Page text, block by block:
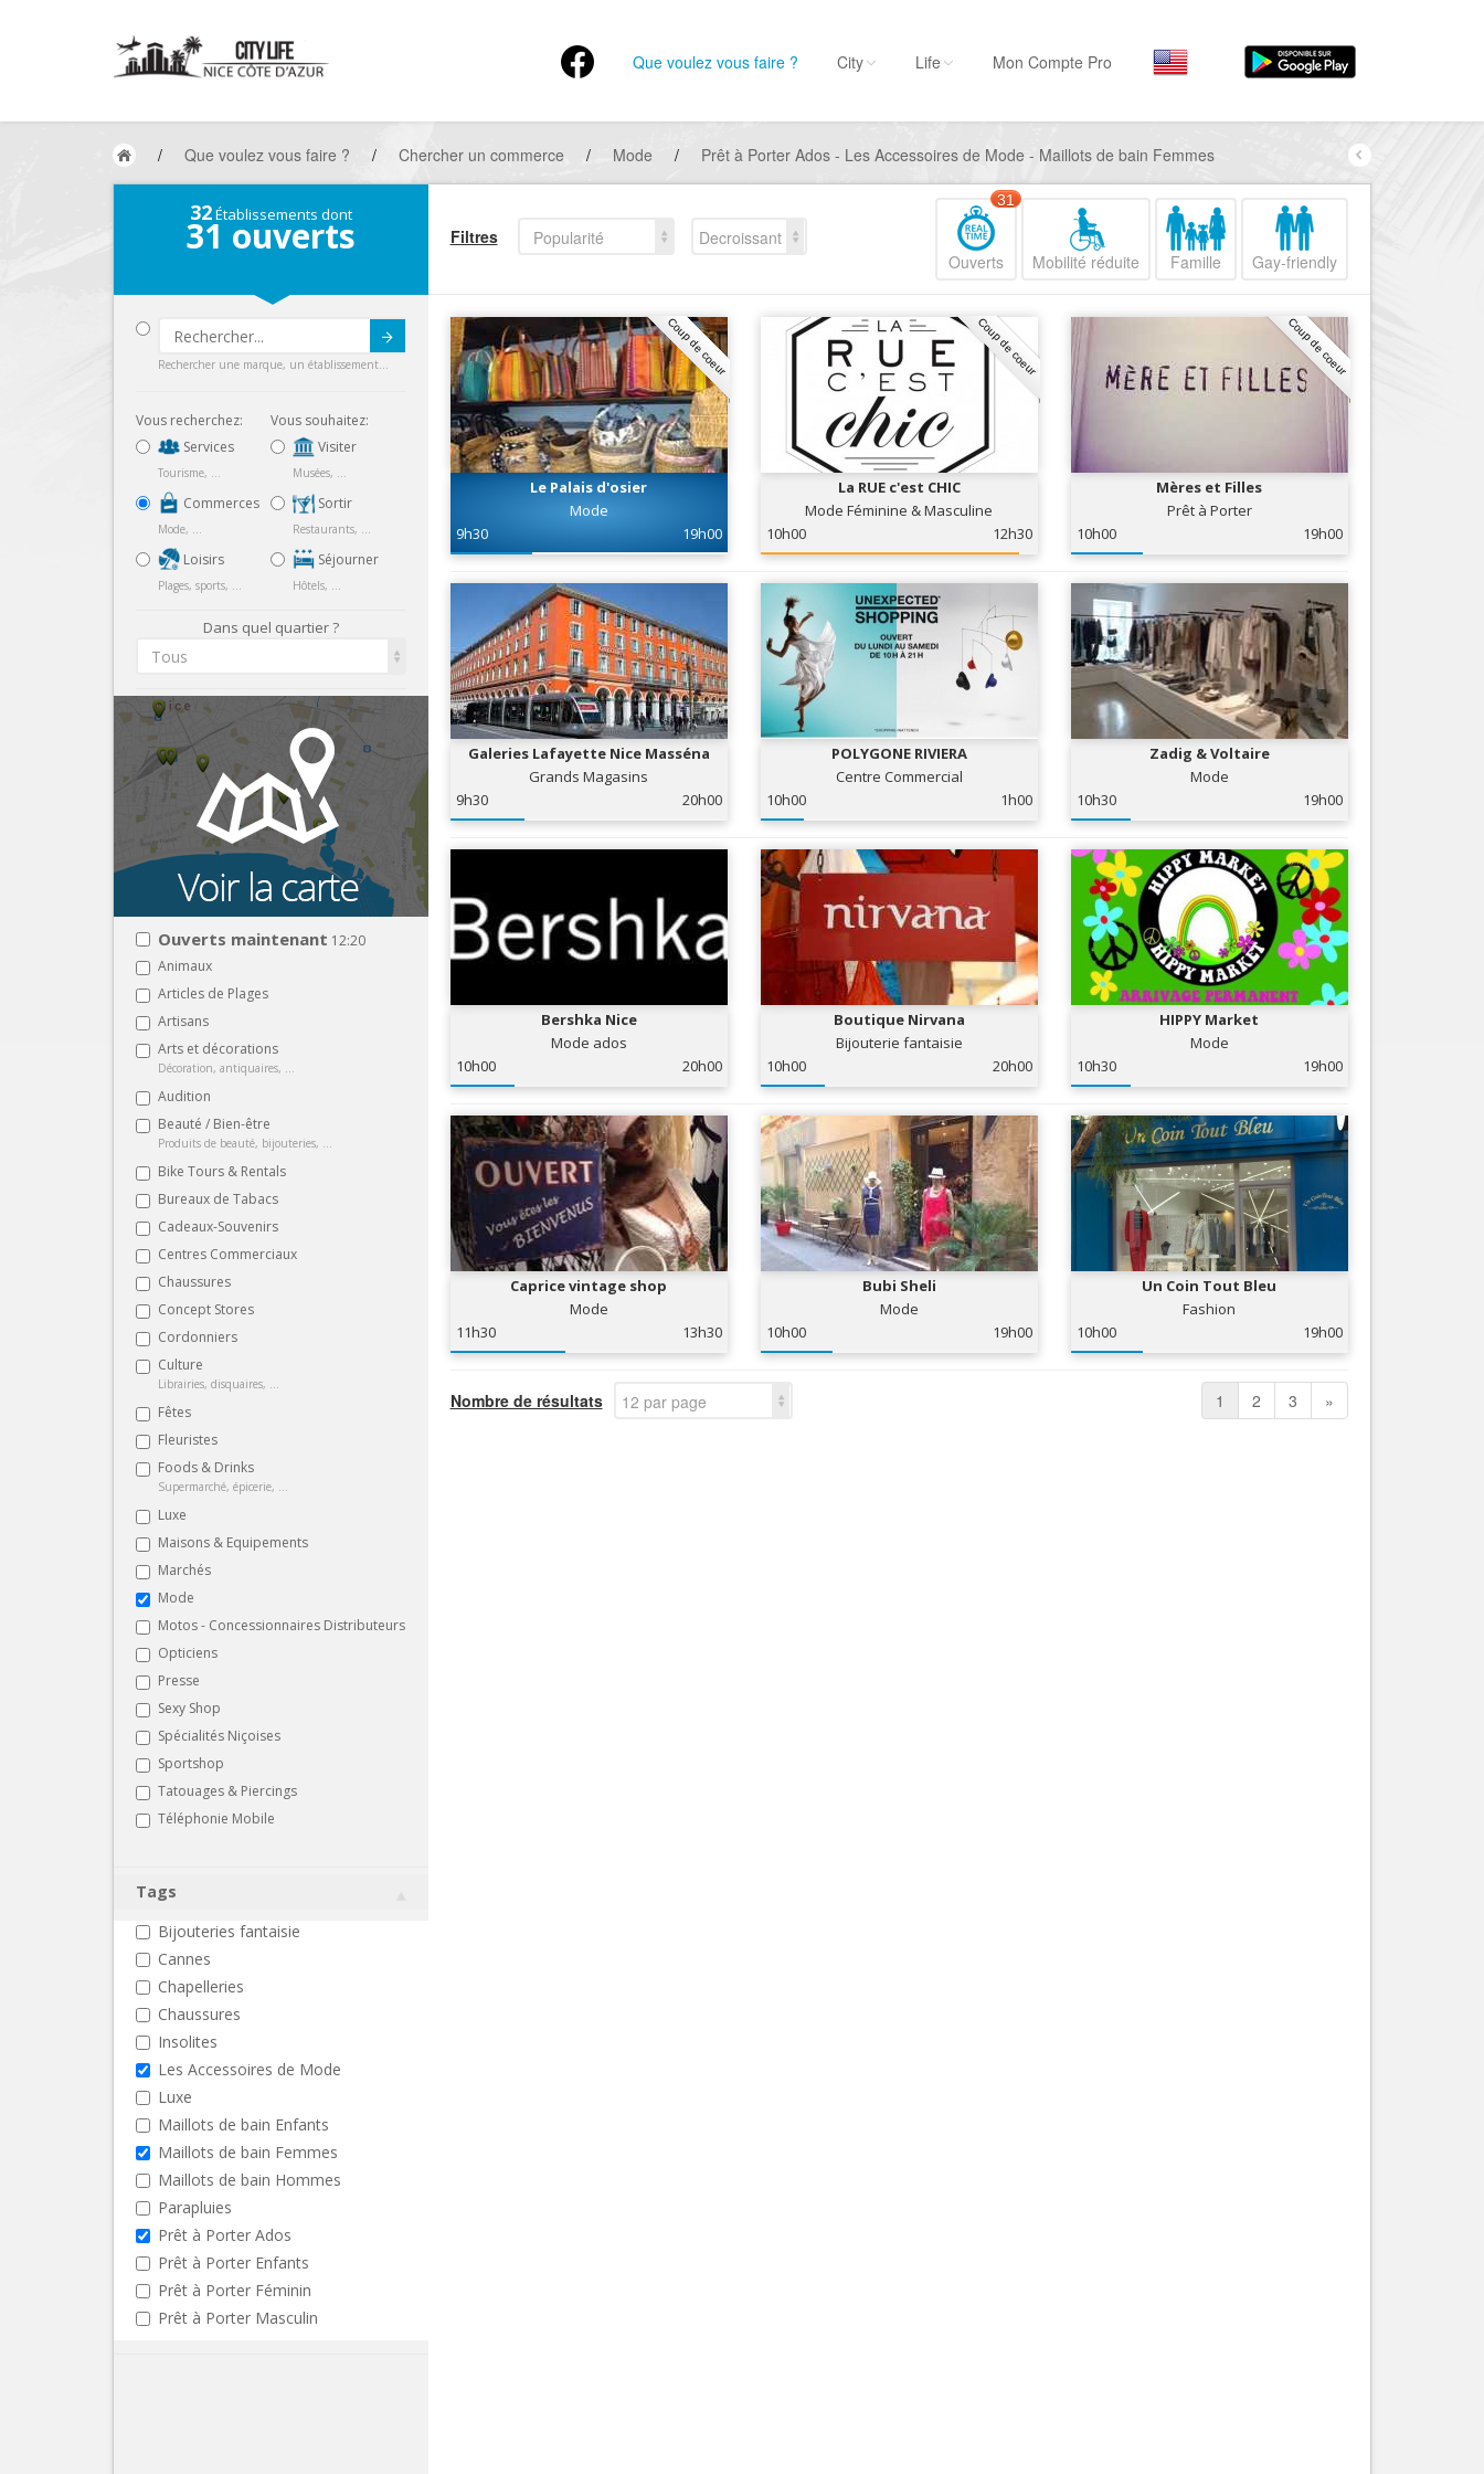
Que voulez vous faire ?
Par activité
Hôtels, ...
Visiter
Restaurants, ...
Commerces
Loisirs
Plages, sports, ...
Services
Tourisme, ...
Par quartiers
Nice Promenade du
Nice le Port
Nice le Vieux Nice
Nice le Coeur de Ville
Nice les Collines Niçoises
Nice le petit Marais Niçois
Nice la plaine du Var
Nice Aéroport
City Life Mon Compte Pro
/ Que voulez vous faire ? / Chercher un commerce / Mode / Prêt à Porter Ados - Les Accessoires de Mode - Maillots de bain Femmes
32Établissements dont
31 ouverts
Rechercher une marque, un établissement...
Vous recherchez:
Services
Tourisme, ...
Commerces
Mode, ...
Loisirs
Plages, sports, ...
Vous souhaitez:
Visiter
Musées, ...
Sortir
Restaurants, ...
Séjourner
Hôtels, ...
Dans quel quartier ?
Tous
Ouverts maintenant 12:20
Animaux
Articles de Plages
Artisans
Arts et décorations
Décoration, antiquaires, ...
Audition
Beauté / Bien-être
Produits de beauté, bijouteries, ...
Bike Tours & Rentals
Bureaux de Tabacs
Cadeaux-Souvenirs
Centres Commerciaux
Chaussures
Concept Stores
Cordonniers
Culture
Librairies, disquaires, ...
Fêtes
Fleuristes
Foods & Drinks
Supermarché, épicerie, ...
Luxe
Maisons & Equipements
Marchés
Mode
Motos - Concessionnaires Distributeurs
Opticiens
Presse
Sexy Shop
Spécialités Niçoises
Sportshop
Tatouages & Piercings
Téléphonie Mobile
Tags
Bijouteries fantaisie
Cannes
Chapelleries
Chaussures
Insolites
Les Accessoires de Mode
Luxe
Maillots de bain Enfants
Maillots de bain Femmes
Maillots de bain Hommes
Parapluies
Prêt à Porter Ados
Prêt à Porter Enfants
Prêt à Porter Féminin
Prêt à Porter Masculin
Filtres Popularité
Decroissant
Ouverts
31
Mobilité réduite Famille Gay-friendly
Coup de coeur
Le Palais d'osier
Mode
9h30
19h00
Coup de coeur
La RUE c'est CHIC
Mode Féminine & Masculine
10h00
12h30
Coup de coeur
Mères et Filles
Prêt à Porter
10h00
19h00
Galeries Lafayette Nice Masséna
Grands Magasins
9h30
20h00
POLYGONE RIVIERA
Centre Commercial
10h00
1h00
Zadig & Voltaire
Mode
10h30
19h00
Bershka Nice
Mode ados
10h00
20h00
Boutique Nirvana
Bijouterie fantaisie
10h00
20h00
HIPPY Market
Mode
10h30
19h00
Caprice vintage shop
Mode
11h30
13h30
Bubi Sheli
Mode
10h00
19h00
Un Coin Tout Bleu
Fashion
10h00
19h00
Nombre de résultats 12 par page 1 2 3 »